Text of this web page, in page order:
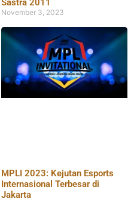
Sastra 2011
November 3, 2023
MPLI 2023: Kejutan Esports
Internasional Terbesar di
Jakarta